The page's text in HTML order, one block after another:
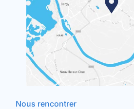
Nous rencontrer